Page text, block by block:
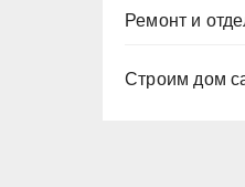
Ремонт и
Строим дом